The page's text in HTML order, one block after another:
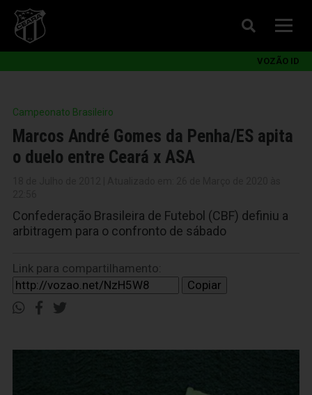
VOZÃO ID
Campeonato Brasileiro
Marcos André Gomes da Penha/ES apita
o duelo entre Ceará x ASA
Confederação Brasileira de Futebol (CBF) definiu a
arbitragem para o confronto de sábado
Link para compartilhamento:
Copiar